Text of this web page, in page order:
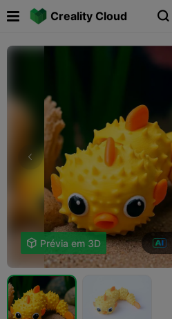
Creality Cloud 
 Prévia em 3D